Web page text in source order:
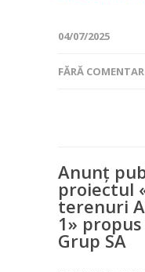
04/07/2025
FĂRĂ
Anunț
proiectul
terenuri
1»
Grup SA